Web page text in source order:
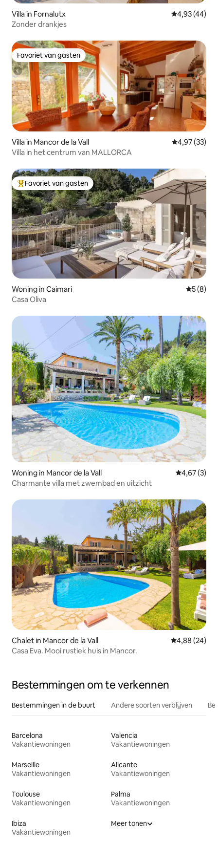
Villa in Fornalutx Gemiddelde
4,93 (44)
Zonder drankjes
Favoriet van gasten
Favoriet van gasten
Villa in Mancor de la Vall Gemiddelde
4,97 (33)
Villa in het centrum van MALLORCA
Topfavoriet van gasten
Favoriet van gasten
Woning in Caimari
5 (8)
Casa Oliva
Woning in Mancor de la Vall
4,67 (3)
Charmante villa met zwembad en uitzicht
Chalet in Mancor de la Vall Gemiddelde
4,88 (24)
Casa Eva. Mooi rustiek huis in Mancor.
Bestemmingen om te verkennen
Bestemmingen in de buurt Andere soorten verblijven
Barcelona
Vakantiewoningen
Valencia
Vakantiewoningen
Marseille
Vakantiewoningen
Alicante
Vakantiewoningen
Toulouse
Vakantiewoningen
Palma
Vakantiewoningen
Ibiza
Vakantiewoningen
Meer tonen